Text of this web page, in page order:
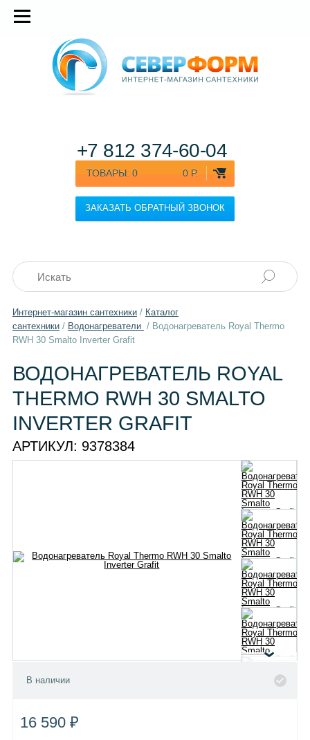
ТОВАРЫ: 0 0 Р.
ЗАКАЗАТЬ ОБРАТНЫЙ ЗВОНОК
+7 812 374-60-04
Интернет-магазин сантехники/ Каталог
сантехники/ Водонагреватели / Водонагреватель Royal Thermo
RWH 30 Smalto Inverter Grafit
ВОДОНАГРЕВАТЕЛЬ ROYAL
THERMO RWH 30 SMALTO
INVERTER GRAFIT
АРТИКУЛ: 9378384
В наличии
16 590 ₽